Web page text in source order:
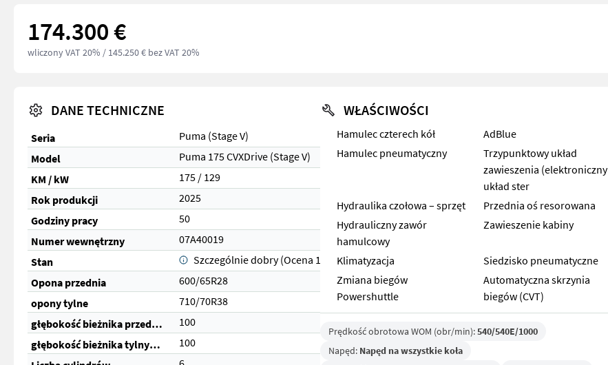
174.300 €
wliczony VAT 20% / 145.250 € bez VAT 20%
DANE TECHNICZNE
Seria
Puma (Stage V)
Model
Puma 175 CVXDrive (Stage V)
KM / kW
175 / 129
Rok produkcji
2025
Godziny pracy
50
Numer wewnętrzny
07A40019
Stan
Szczególnie dobry (Ocena 1)
Opona przednia
600/65R28
opony tylne
710/70R38
głębokość bieżnika przednich opon (%)
100
głębokość bieżnika tylnych opon (%)
100
WŁAŚCIWOŚCI
Hamulec czterech kół
AdBlue
Hamulec pneumatyczny
Trzypunktowy układ
zawieszenia (elektroniczny
układ ster
Hydraulika czołowa – sprzęt
Przednia oś resorowana
Hydrauliczny zawór
hamulcowy
Zawieszenie kabiny
Klimatyzacja
Siedzisko pneumatyczne
Zmiana biegów
Powershuttle
Automatyczna skrzynia
biegów (CVT)
Prędkość obrotowa WOM (obr/min):540/540E/1000
Napęd: Napęd na wszystkie koła